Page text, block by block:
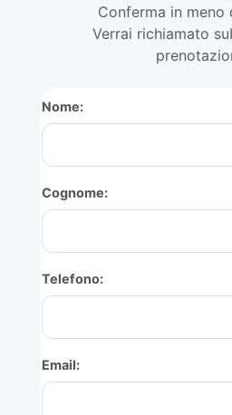
Conferma in meno
Verrai richiamato
Nome:
Cognome:
Telefono:
Email: